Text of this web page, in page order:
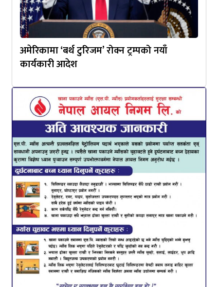
अमेरिकामा ‘बर्थ टुरिजम’ रोक्न ट्रम्पको नयाँ
कार्यकारी आदेश